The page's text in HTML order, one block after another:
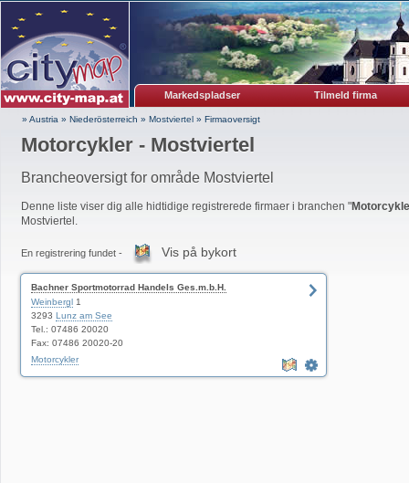
Markedspladser Tilmeld firma
» Austria » Niederösterreich » Mostviertel » Firmaoversigt
Motorcykler - Mostviertel
Brancheoversigt for område Mostviertel
Denne liste viser dig alle hidtidige registrerede firmaer i branchen "
Mostviertel.
En registrering fundet - Vis på bykort
Bachner Sportmotorrad Handels Ges.m.b.H.
Weinbergl 1
3293 Lunz am See
Tel.: 07486 20020
Fax: 07486 20020-20
Motorcykler